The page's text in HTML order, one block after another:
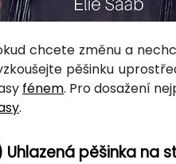
chcete změnu a
pěšinku
fénem. Pro dosažení
.
Uhlazená pěšinka na